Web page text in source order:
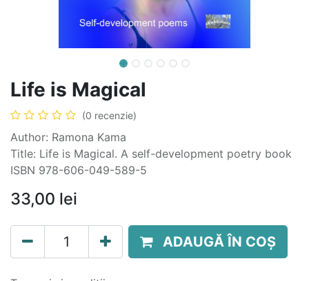
Life is Magical
(0 recenzie)
Author: Ramona Kama
Title: Life is Magical. A self-development poetry book
ISBN 978-606-049-589-5
33,00 lei
ADAUGĂ ÎN COȘ